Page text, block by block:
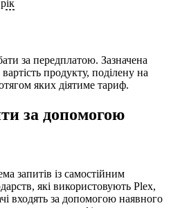
за передплатою. Зазначена
продукту, поділену на
яких діятиме тариф.
за допомогою
запитів із самостійним
які використовують Plex,
входять за допомогою наявного